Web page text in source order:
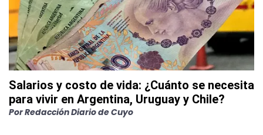
Salarios y costo de vida: ¿Cuánto se necesita
para vivir en Argentina, Uruguay y Chile?
PorRedacción Diario de Cuyo